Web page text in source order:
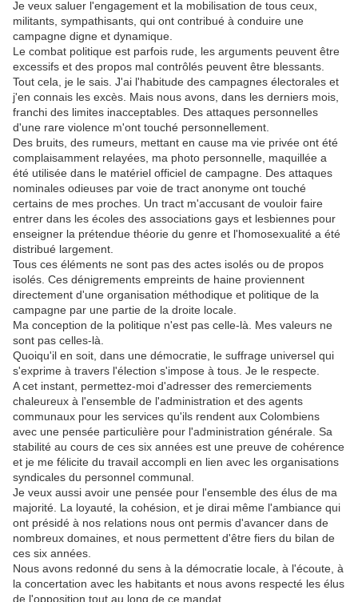
Je veux saluer l'engagement et la mobilisation de tous ceux,
militants, sympathisants, qui ont contribué à conduire une
campagne digne et dynamique.
Le combat politique est parfois rude, les arguments peuvent être
excessifs et des propos mal contrôlés peuvent être blessants.
Tout cela, je le sais. J'ai l'habitude des campagnes électorales et
j'en connais les excès. Mais nous avons, dans les derniers mois,
franchi des limites inacceptables. Des attaques personnelles
d'une rare violence m'ont touché personnellement.
Des bruits, des rumeurs, mettant en cause ma vie privée ont été
complaisamment relayées, ma photo personnelle, maquillée a
été utilisée dans le matériel officiel de campagne. Des attaques
nominales odieuses par voie de tract anonyme ont touché
certains de mes proches. Un tract m'accusant de vouloir faire
entrer dans les écoles des associations gays et lesbiennes pour
enseigner la prétendue théorie du genre et l'homosexualité a été
distribué largement.
Tous ces éléments ne sont pas des actes isolés ou de propos
isolés. Ces dénigrements empreints de haine proviennent
directement d'une organisation méthodique et politique de la
campagne par une partie de la droite locale.
Ma conception de la politique n'est pas celle-là. Mes valeurs ne
sont pas celles-là.
Quoiqu'il en soit, dans une démocratie, le suffrage universel qui
s'exprime à travers l'élection s'impose à tous. Je le respecte.
A cet instant, permettez-moi d'adresser des remerciements
chaleureux à l'ensemble de l'administration et des agents
communaux pour les services qu'ils rendent aux Colombiens
avec une pensée particulière pour l'administration générale. Sa
stabilité au cours de ces six années est une preuve de cohérence
et je me félicite du travail accompli en lien avec les organisations
syndicales du personnel communal.
Je veux aussi avoir une pensée pour l'ensemble des élus de ma
majorité. La loyauté, la cohésion, et je dirai même l'ambiance qui
ont présidé à nos relations nous ont permis d'avancer dans de
nombreux domaines, et nous permettent d'être fiers du bilan de
ces six années.
Nous avons redonné du sens à la démocratie locale, à l'écoute, à
la concertation avec les habitants et nous avons respecté les élus
de l'opposition tout au long de ce mandat.